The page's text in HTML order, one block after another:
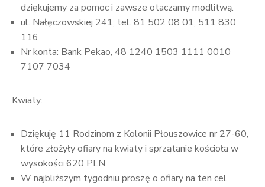
dziękujemy za pomoc i zawsze otaczamy modlitwą.
ul. Nałęczowskiej 241; tel. 81 502 08 01, 511 830
116
Nr konta: Bank Pekao, 48 1240 1503 1111 0010
7107 7034
Kwiaty:
Dziękuję 11 Rodzinom z Kolonii Płouszowice nr 27-60,
które złożyły ofiary na kwiaty i sprzątanie kościoła w
wysokości 620 PLN.
W najbliższym tygodniu proszę o ofiary na ten cel